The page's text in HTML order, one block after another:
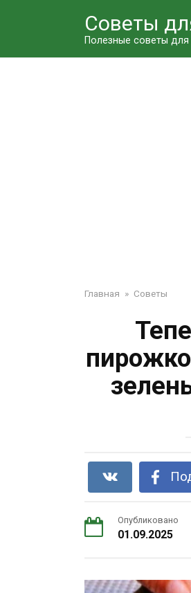
Советы
Полезные советы
Главная » Советы
Опубликовано
01.09.2025